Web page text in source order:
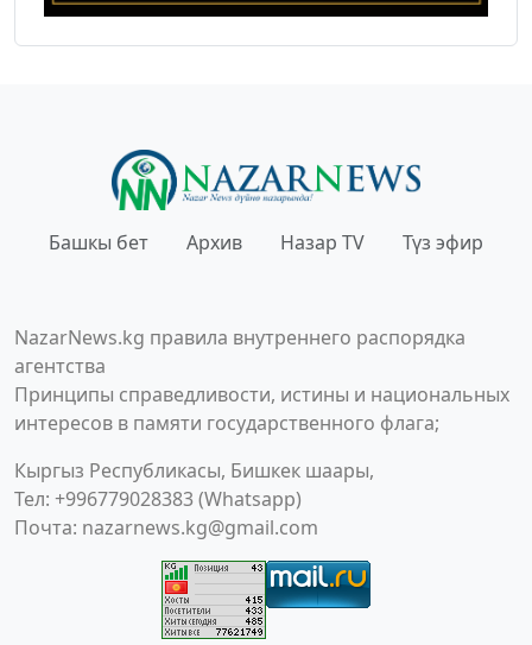
Башкы бет Архив Назар TV Түз эфир
NazarNews.kg правила внутреннего распорядка
агентства
Принципы справедливости, истины и национальных
интересов в памяти государственного флага;
Кыргыз Республикасы, Бишкек шаары,
Тел: +996779028383 (Whatsapp)
Почта: nazarnews.kg@gmail.com